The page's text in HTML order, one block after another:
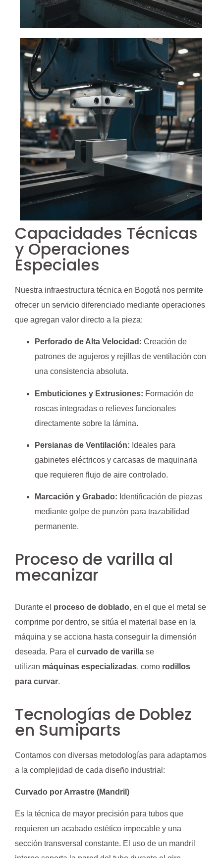
Capacidades Técnicas
y Operaciones
Especiales
Nuestra infraestructura técnica en Bogotá nos permite
ofrecer un servicio diferenciado mediante operaciones
que agregan valor directo a la pieza:
Perforado de Alta Velocidad: Creación de
patrones de agujeros y rejillas de ventilación con
una consistencia absoluta.
Embuticiones y Extrusiones: Formación de
roscas integradas o relieves funcionales
directamente sobre la lámina.
Persianas de Ventilación: Ideales para
gabinetes eléctricos y carcasas de maquinaria
que requieren flujo de aire controlado.
Marcación y Grabado: Identificación de piezas
mediante golpe de punzón para trazabilidad
permanente.
Proceso de varilla al
mecanizar
Durante el proceso de doblado, en el que el metal se
comprime por dentro, se sitúa el material base en la
máquina y se acciona hasta conseguir la dimensión
deseada. Para el curvado de varilla se
utilizan máquinas especializadas, como rodillos
para curvar.
Tecnologías de Doblez
en Sumiparts
Contamos con diversas metodologías para adaptarnos
a la complejidad de cada diseño industrial:
Curvado por Arrastre (Mandril)
Es la técnica de mayor precisión para tubos que
requieren un acabado estético impecable y una
sección transversal constante. El uso de un mandril